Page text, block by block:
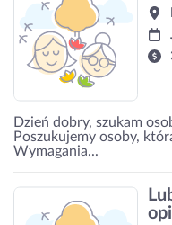
Dzień dobry, szukam
Poszukujemy osoby,
Wymagania...